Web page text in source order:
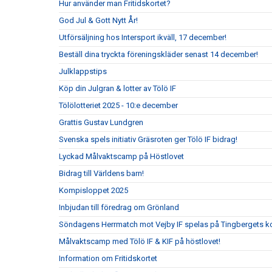
Hur använder man Fritidskortet?
God Jul & Gott Nytt År!
Utförsäljning hos Intersport ikväll, 17 december!
Beställ dina tryckta föreningskläder senast 14 december!
Julklappstips
Köp din Julgran & lotter av Tölö IF
Tölölotteriet 2025 - 10:e december
Grattis Gustav Lundgren
Svenska spels initiativ Gräsroten ger Tölö IF bidrag!
Lyckad Målvaktscamp på Höstlovet
Bidrag till Världens barn!
Kompisloppet 2025
Inbjudan till föredrag om Grönland
Söndagens Herrmatch mot Vejby IF spelas på Tingbergets
Målvaktscamp med Tölö IF & KIF på höstlovet!
Information om Fritidskortet